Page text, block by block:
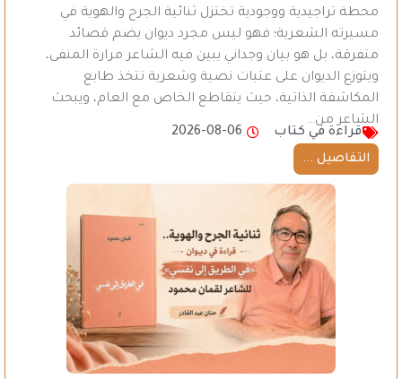
محطة تراجيدية ووجودية تختزل ثنائية الجرح والهوية في
مسيرته الشعرية؛ فهو ليس مجرد ديوان يضم قصائد
متفرقة، بل هو بيان وجداني يبين فيه الشاعر مرارة المنفى،
ويتوزع الديوان على عتبات نصية وشعرية تتخذ طابع
المكاشفة الذاتية، حيث يتقاطع الخاص مع العام، ويبحث
الشاعر من…
قراءة في كتاب
2026-08-06
التفاصيل ...